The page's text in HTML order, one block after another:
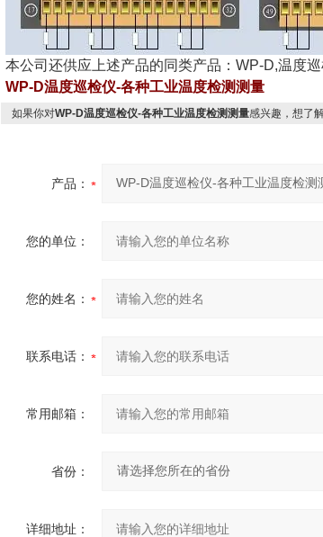
本公司还供应上述产品的同类产品：WP-D,温度
WP-D温度巡检仪-各种工业温度检测测量
如果你对WP-D温度巡检仪-各种工业温度检测测量感兴趣，想了
产品：
您的单位：
您的姓名：
联系电话：
常用邮箱：
省份：
详细地址：